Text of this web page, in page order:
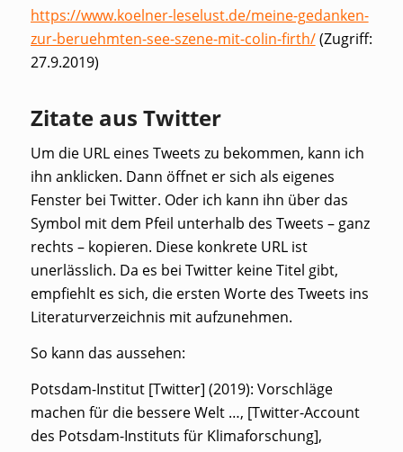
https://www.koelner-leselust.de/meine-gedanken-
zur-beruehmten-see-szene-mit-colin-firth/(Zugriff:
27.9.2019)
Zitate aus Twitter
Um die URL eines Tweets zu bekommen, kann ich
ihn anklicken. Dann öffnet er sich als eigenes
Fenster bei Twitter. Oder ich kann ihn über das
Symbol mit dem Pfeil unterhalb des Tweets – ganz
rechts – kopieren. Diese konkrete URL ist
unerlässlich. Da es bei Twitter keine Titel gibt,
empfiehlt es sich, die ersten Worte des Tweets ins
Literaturverzeichnis mit aufzunehmen.
So kann das aussehen:
Potsdam-Institut [Twitter] (2019): Vorschläge
machen für die bessere Welt …, [Twitter-Account
des Potsdam-Instituts für Klimaforschung],